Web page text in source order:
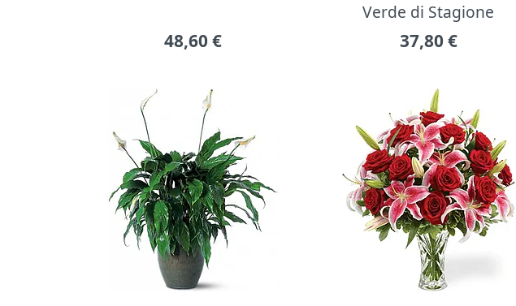
48,60 €
Verde di Stagione
37,80 €